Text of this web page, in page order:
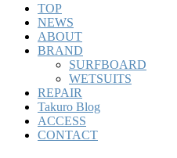
TOP
NEWS
ABOUT
BRAND
SURFBOARD
WETSUITS
REPAIR
Takuro Blog
ACCESS
CONTACT